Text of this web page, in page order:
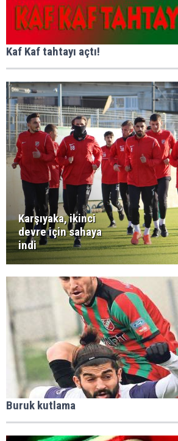
Kaf Kaf tahtayı açtı!
Karşıyaka, ikinci
devre için sahaya
indi
Buruk kutlama